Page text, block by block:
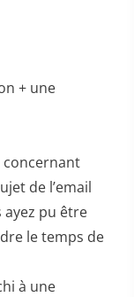
+ une
concernant
de l’email
ayez pu être
le temps de
à une